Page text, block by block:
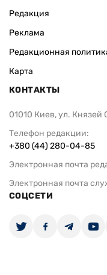
Редакция
Реклама
Редакционная
Карта
КОНТАКТЫ
01010 Киев, ул. Князей
Телефон редакции:
+380 (44) 280-04-85
Электронная почта
Электронная почта
СОЦСЕТИ